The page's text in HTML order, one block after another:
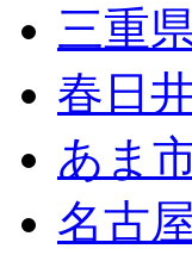
三重
春日
あま
名古